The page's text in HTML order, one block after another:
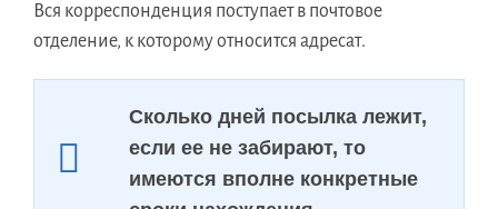
Вся корреспонденция поступает в почтовое
отделение, к которому относится адресат.
Сколько дней посылка лежит,
если ее не забирают, то
имеются вполне конкретные